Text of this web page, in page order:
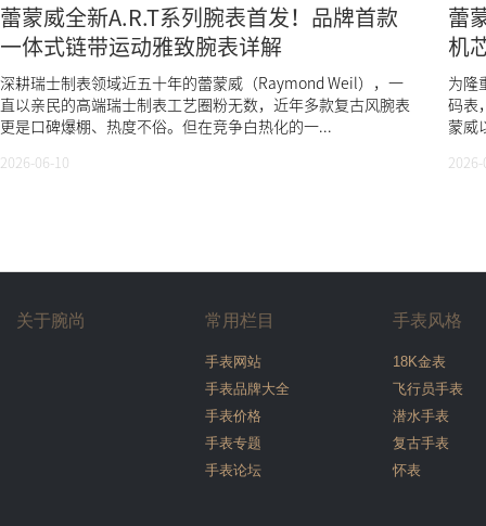
蕾蒙威全新A.R.T系列腕表首发！品牌首款
一体式链带运动雅致腕表详解
深耕瑞士制表领域近五十年的蕾蒙威（Raymond Weil），一
直以亲民的高端瑞士制表工艺圈粉无数，近年多款复古风腕表
更是口碑爆棚、热度不俗。但在竞争白热化的一...
2026-06-10
蕾
机
为隆
码表
蒙威
关于腕尚 常用栏目
手表网站
手表品牌大全
手表价格
手表专题
手表论坛
手表风格
18K金表
飞行员手表
潜水手表
复古手表
怀表